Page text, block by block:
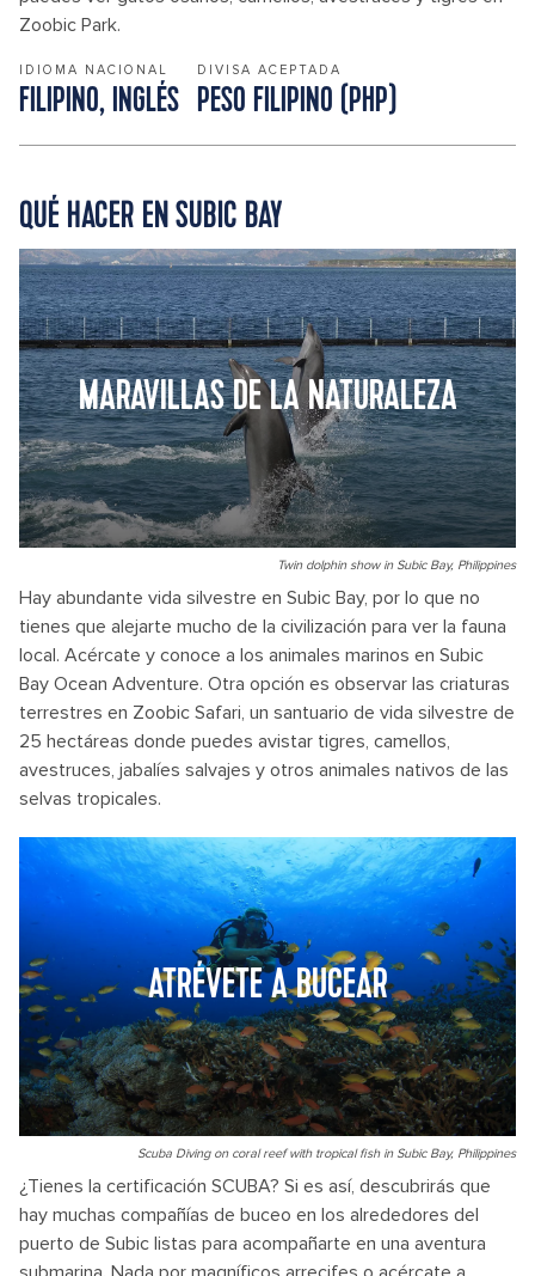
Zoobic Park.
IDIOMA NACIONAL
FILIPINO, INGLÉS
DIVISA ACEPTADA
PESO FILIPINO (PHP)
QUÉ HACER EN SUBIC BAY
MARAVILLAS DE LA NATURALEZA
Twin dolphin show in Subic Bay, Philippines
Hay abundante vida silvestre en Subic Bay, por lo que no
tienes que alejarte mucho de la civilización para ver la fauna
local. Acércate y conoce a los animales marinos en Subic
Bay Ocean Adventure. Otra opción es observar las criaturas
terrestres en Zoobic Safari, un santuario de vida silvestre de
25 hectáreas donde puedes avistar tigres, camellos,
avestruces, jabalíes salvajes y otros animales nativos de las
selvas tropicales.
ATRÉVETE A BUCEAR
Scuba Diving on coral reef with tropical fish in Subic Bay, Philippines
¿Tienes la certificación SCUBA? Si es así, descubrirás que
hay muchas compañías de buceo en los alrededores del
puerto de Subic listas para acompañarte en una aventura